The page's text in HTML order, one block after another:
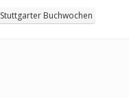
Stuttgarter Buchwochen